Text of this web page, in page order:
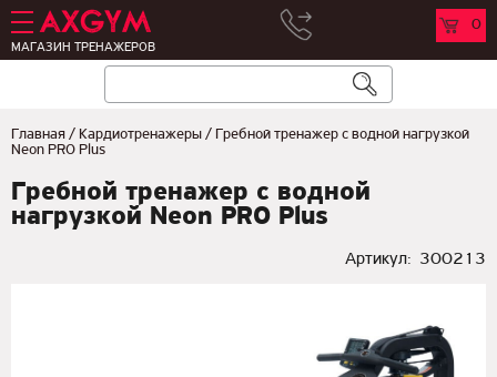
МАГАЗИН ТРЕНАЖЕРОВ
0
Главная / Кардиотренажеры / Гребной тренажер с водной нагрузкой
Neon PRO Plus
Гребной тренажер с водной
нагрузкой Neon PRO Plus
Артикул: 300213